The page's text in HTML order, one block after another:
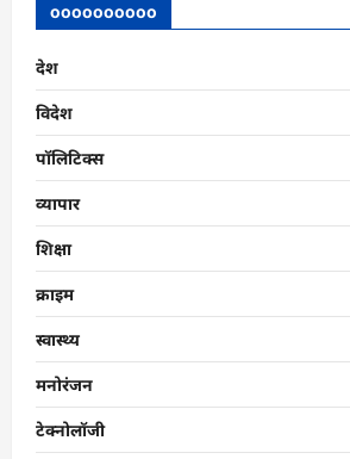
oooooooooo
देश
विदेश
पॉलिटिक्स
व्यापार
शिक्षा
क्राइम
स्वास्थ्य
मनोरंजन
टेक्नोलॉजी